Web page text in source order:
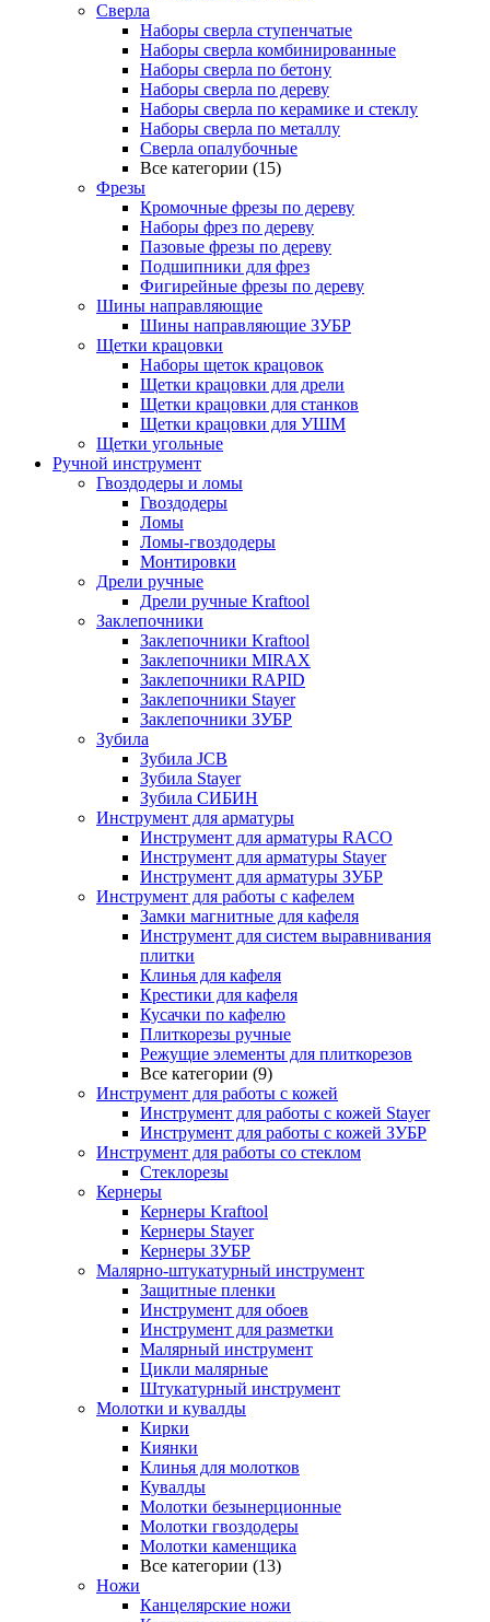
Сверла
Наборы cверла ступенчатые
Наборы сверла комбинированные
Наборы сверла по бетону
Наборы сверла по дереву
Наборы сверла по керамике и стеклу
Наборы сверла по металлу
Сверла опалубочные
Все категории (15)
Фрезы
Кромочные фрезы по дереву
Наборы фрез по дереву
Пазовые фрезы по дереву
Подшипники для фрез
Фигирейные фрезы по дереву
Шины направляющие
Шины направляющие ЗУБР
Щетки крацовки
Наборы щеток крацовок
Щетки крацовки для дрели
Щетки крацовки для станков
Щетки крацовки для УШМ
Щетки угольные
Ручной инструмент
Гвоздодеры и ломы
Гвоздодеры
Ломы
Ломы-гвоздодеры
Монтировки
Дрели ручные
Дрели ручные Kraftool
Заклепочники
Заклепочники Kraftool
Заклепочники MIRAX
Заклепочники RAPID
Заклепочники Stayer
Заклепочники ЗУБР
Зубила
Зубила JCB
Зубила Stayer
Зубила СИБИН
Инструмент для арматуры
Инструмент для арматуры RACO
Инструмент для арматуры Stayer
Инструмент для арматуры ЗУБР
Инструмент для работы с кафелем
Замки магнитные для кафеля
Инструмент для систем выравнивания
плитки
Клинья для кафеля
Крестики для кафеля
Кусачки по кафелю
Плиткорезы ручные
Режущие элементы для плиткорезов
Все категории (9)
Инструмент для работы с кожей
Инструмент для работы с кожей Stayer
Инструмент для работы с кожей ЗУБР
Инструмент для работы со стеклом
Стеклорезы
Кернеры
Кернеры Kraftool
Кернеры Stayer
Кернеры ЗУБР
Малярно-штукатурный инструмент
Защитные пленки
Инструмент для обоев
Инструмент для разметки
Малярный инструмент
Цикли малярные
Штукатурный инструмент
Молотки и кувалды
Кирки
Киянки
Клинья для молотков
Кувалды
Молотки безынерционные
Молотки гвоздодеры
Молотки каменщика
Все категории (13)
Ножи
Канцелярские ножи